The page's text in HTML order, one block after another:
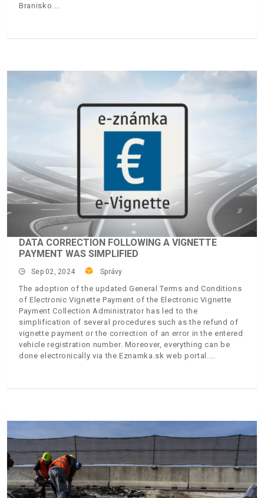
Branisko.
DATA CORRECTION FOLLOWING A VIGNETTE
PAYMENT WAS SIMPLIFIED
Sep 02, 2024 Správy
The adoption of the updated General Terms and Conditions
of Electronic Vignette Payment of the Electronic Vignette
Payment Collection Administrator has led to the
simplification of several procedures such as the refund of
vignette payment or the correction of an error in the entered
vehicle registration number. Moreover, everything can be
done electronically via the Eznamka.sk web portal.